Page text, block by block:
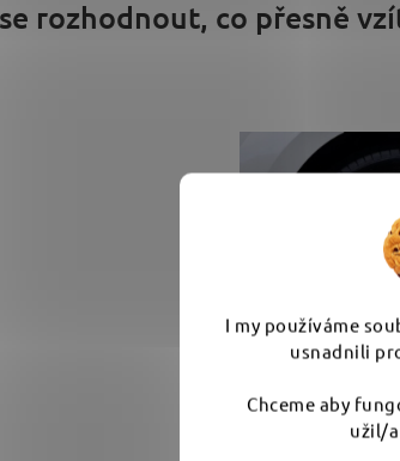
I my používáme
usnadnili
Chceme aby
užil/
rozhodnout, co přesně